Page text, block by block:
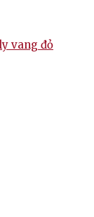
vang đỏ